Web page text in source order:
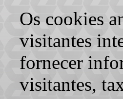
Os cookies
visitantes
fornecer
visitantes,